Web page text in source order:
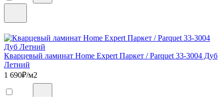
Кварцевый ламинат Home Expert Паркет / Parquet 33-3004 Дуб
Летний
1 690₽/м2